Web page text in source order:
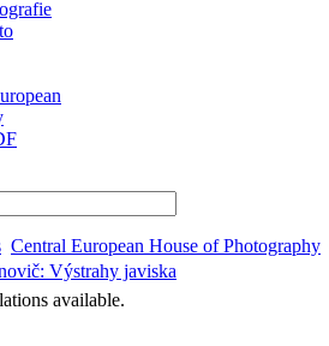
Central European House of Photography
Výstrahy javiska
available.